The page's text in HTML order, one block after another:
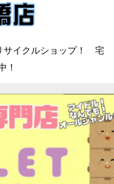
サイクルショップ！ 宅
！